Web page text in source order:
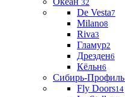
32
De Vesta7
Milano8
Riva3
Гламур2
Дрезден6
Кёльн6
Сибирь-Профиль
Fly Doors14